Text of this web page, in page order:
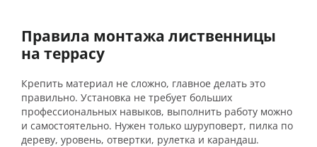
Правила монтажа лиственницы
на террасу
Крепить материал не сложно, главное делать это
правильно. Установка не требует больших
профессиональных навыков, выполнить работу можно
и самостоятельно. Нужен только шуруповерт, пилка по
дереву, уровень, отвертки, рулетка и карандаш.